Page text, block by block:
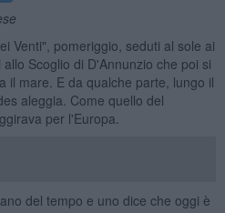
Venti", pomeriggio, seduti al sole ai
Scoglio di D'Annunzio che poi si
il mare. E da qualche parte, lungo il
aleggia. Come quello del
per l'Europa.
del tempo e uno dice che oggi è